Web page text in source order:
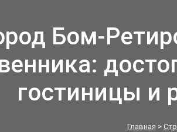
гостиницы и
Главная >